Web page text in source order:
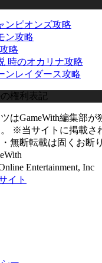
ンピオンズ攻略
ン攻略
略
時のオカリナ攻略
ンレイダース攻略
権利表記
はGameWith編集部が
※当サイトに掲載さ
無断転載は固くお断
Entertainment, Inc
イト